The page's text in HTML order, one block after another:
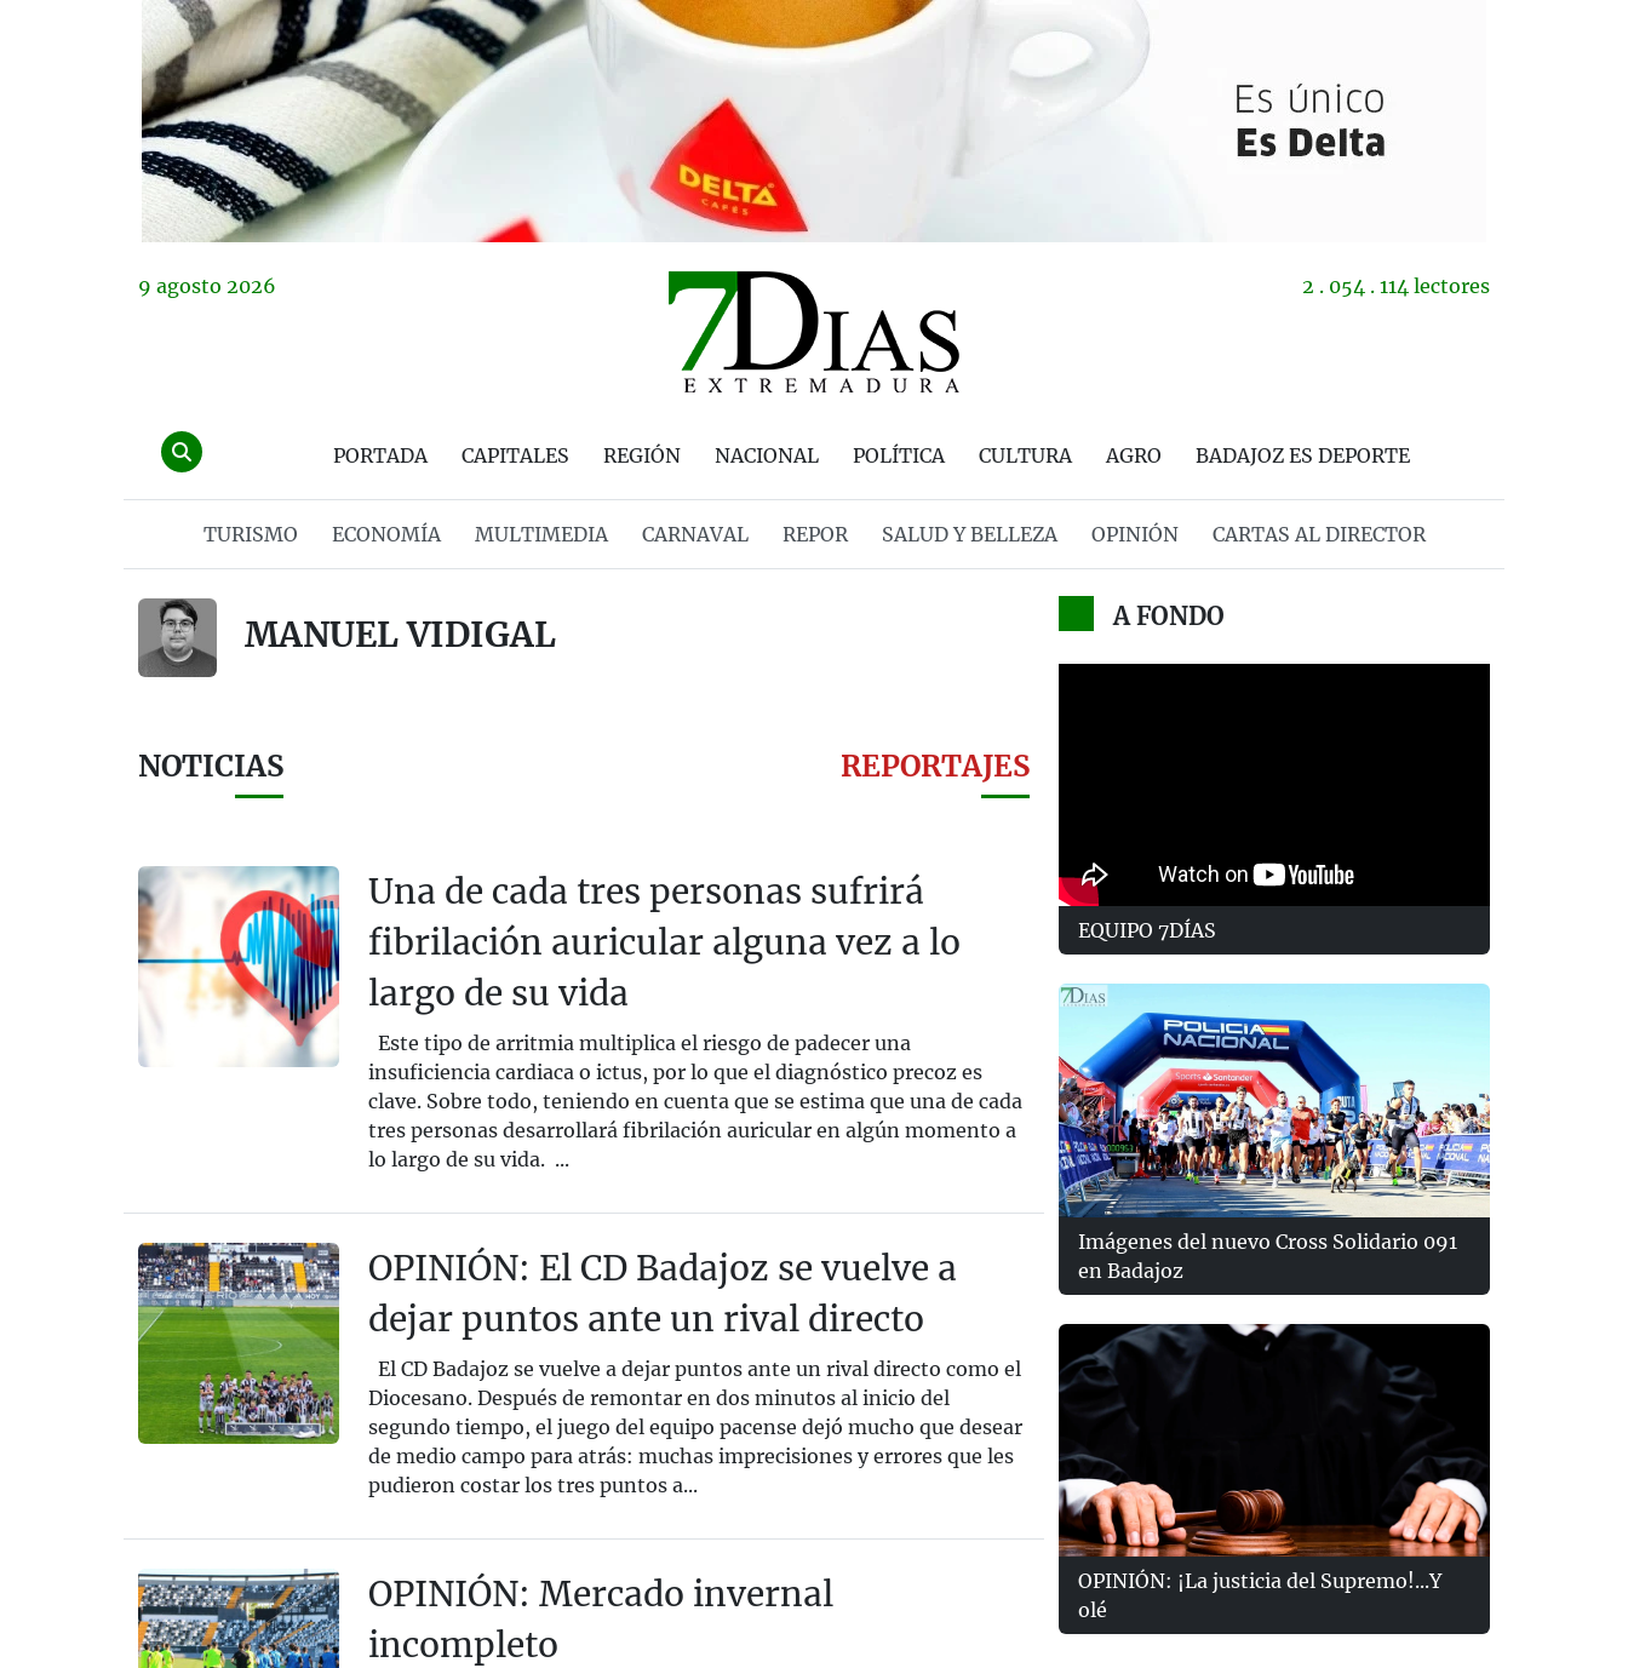
9 agosto 2026 2 . 054 . 114 lectores
PORTADA CAPITALES REGIÓN NACIONAL POLÍTICA CULTURA AGRO BADAJOZ ES DEPORTE
TURISMO ECONOMÍA MULTIMEDIA CARNAVAL REPOR SALUD Y BELLEZA OPINIÓN CARTAS AL DIRECTOR
MANUEL VIDIGAL
NOTICIAS REPORTAJES
Una de cada tres personas sufrirá
fibrilación auricular alguna vez a lo
largo de su vida
Este tipo de arritmia multiplica el riesgo de padecer una
insuficiencia cardiaca o ictus, por lo que el diagnóstico precoz es
clave. Sobre todo, teniendo en cuenta que se estima que una de cada
tres personas desarrollará fibrilación auricular en algún momento a
lo largo de su vida. ...
OPINIÓN: El CD Badajoz se vuelve a
dejar puntos ante un rival directo
El CD Badajoz se vuelve a dejar puntos ante un rival directo como el
Diocesano. Después de remontar en dos minutos al inicio del
segundo tiempo, el juego del equipo pacense dejó mucho que desear
de medio campo para atrás: muchas imprecisiones y errores que les
pudieron costar los tres puntos a...
OPINIÓN: Mercado invernal
incompleto
A FONDO
EQUIPO 7DÍAS
Imágenes del nuevo Cross Solidario 091
en Badajoz
OPINIÓN: ¡La justicia del Supremo!...Y
olé